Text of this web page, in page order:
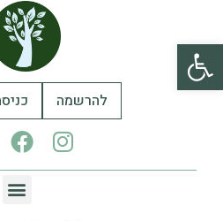
פתח סרגל נגישות
להרשמה